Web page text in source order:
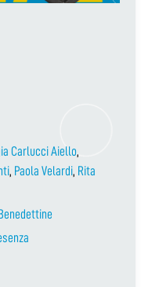
Carlucci Aiello,
, Paola Velardi, Rita